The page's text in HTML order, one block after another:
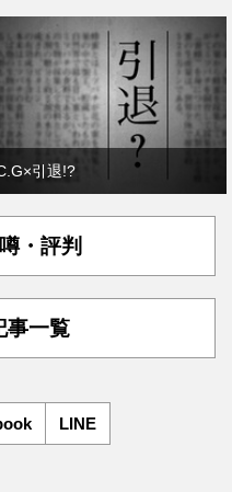
引退!?
・評判
事一覧
LINE